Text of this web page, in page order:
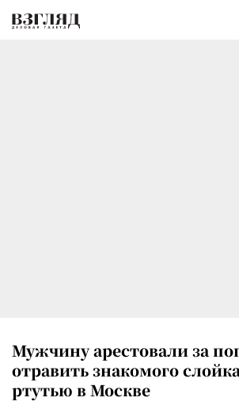
Мужчину арестовали за
отравить знакомого
ртутью в Москве